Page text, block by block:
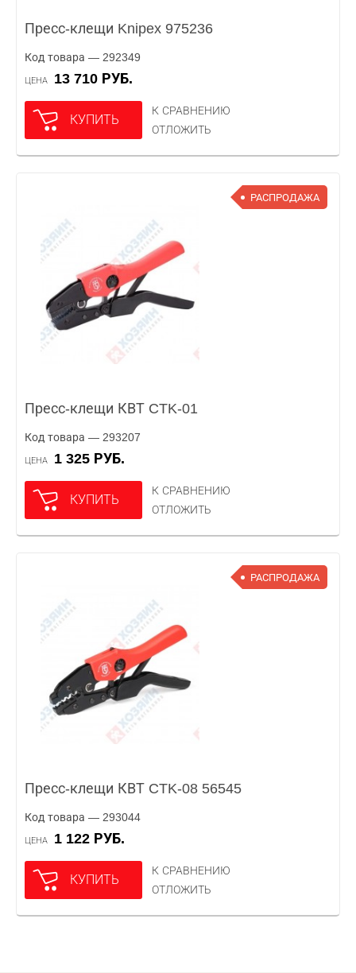
Пресс-клещи Knipex 975236
Код товара — 292349
ЦЕНА 13 710 РУБ.
КУПИТЬ
К СРАВНЕНИЮ
ОТЛОЖИТЬ
РАСПРОДАЖА
Пресс-клещи КВТ CTK-01
Код товара — 293207
ЦЕНА 1 325 РУБ.
КУПИТЬ
К СРАВНЕНИЮ
ОТЛОЖИТЬ
РАСПРОДАЖА
Пресс-клещи КВТ CTK-08 56545
Код товара — 293044
ЦЕНА 1 122 РУБ.
КУПИТЬ
К СРАВНЕНИЮ
ОТЛОЖИТЬ